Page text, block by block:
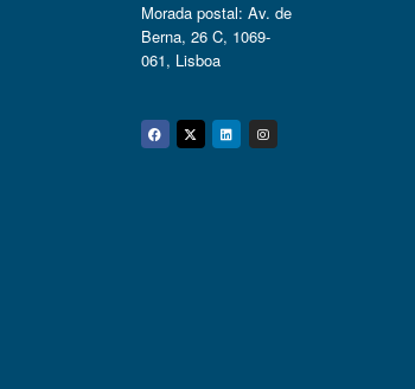
Morada postal: Av. de
Berna, 26 C, 1069-
061, Lisboa
Facebook
Twitter
Linkedin
Instagram